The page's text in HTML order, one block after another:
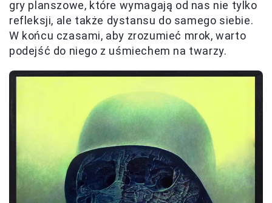
gry planszowe, które wymagają od nas nie tylko
refleksji, ale także dystansu do samego siebie.
W końcu czasami, aby zrozumieć mrok, warto
podejść do niego z uśmiechem na twarzy.